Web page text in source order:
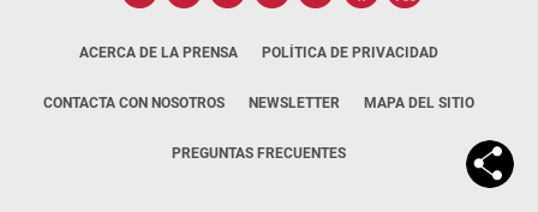
ACERCA DE LA PRENSA POLÍTICA DE PRIVACIDAD
CONTACTA CON NOSOTROS NEWSLETTER MAPA DEL SITIO
PREGUNTAS FRECUENTES